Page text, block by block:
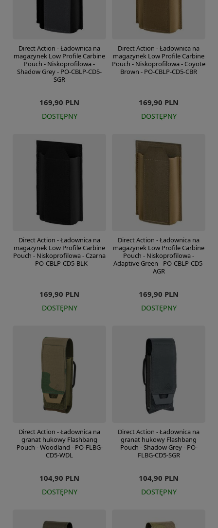
Direct Action - Ładownica na
magazynek Low Profile Carbine
Pouch - Niskoprofilowa -
Shadow Grey - PO-CBLP-CD5-
SGR
169,90 PLN
DOSTĘPNY
Direct Action - Ładownica na
magazynek Low Profile Carbine
Pouch - Niskoprofilowa - Coyote
Brown - PO-CBLP-CD5-CBR
169,90 PLN
DOSTĘPNY
Direct Action - Ładownica na
magazynek Low Profile Carbine
Pouch - Niskoprofilowa - Czarna
- PO-CBLP-CD5-BLK
169,90 PLN
DOSTĘPNY
Direct Action - Ładownica na
magazynek Low Profile Carbine
Pouch - Niskoprofilowa -
Adaptive Green - PO-CBLP-CD5-
AGR
169,90 PLN
DOSTĘPNY
Direct Action - Ładownica na
granat hukowy Flashbang
Pouch - Woodland - PO-FLBG-
CD5-WDL
104,90 PLN
DOSTĘPNY
Direct Action - Ładownica na
granat hukowy Flashbang
Pouch - Shadow Grey - PO-
FLBG-CD5-SGR
104,90 PLN
DOSTĘPNY